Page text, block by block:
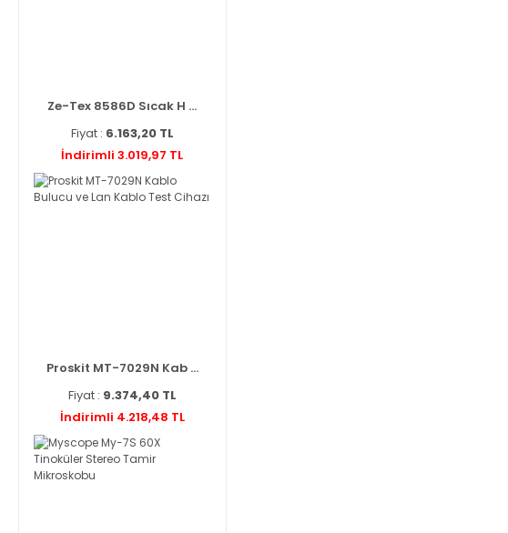
Ze-Tex 8586D Sıcak H ...
Fiyat : 6.163,20 TL
İndirimli 3.019,97 TL
Proskit MT-7029N Kab ...
Fiyat : 9.374,40 TL
İndirimli 4.218,48 TL